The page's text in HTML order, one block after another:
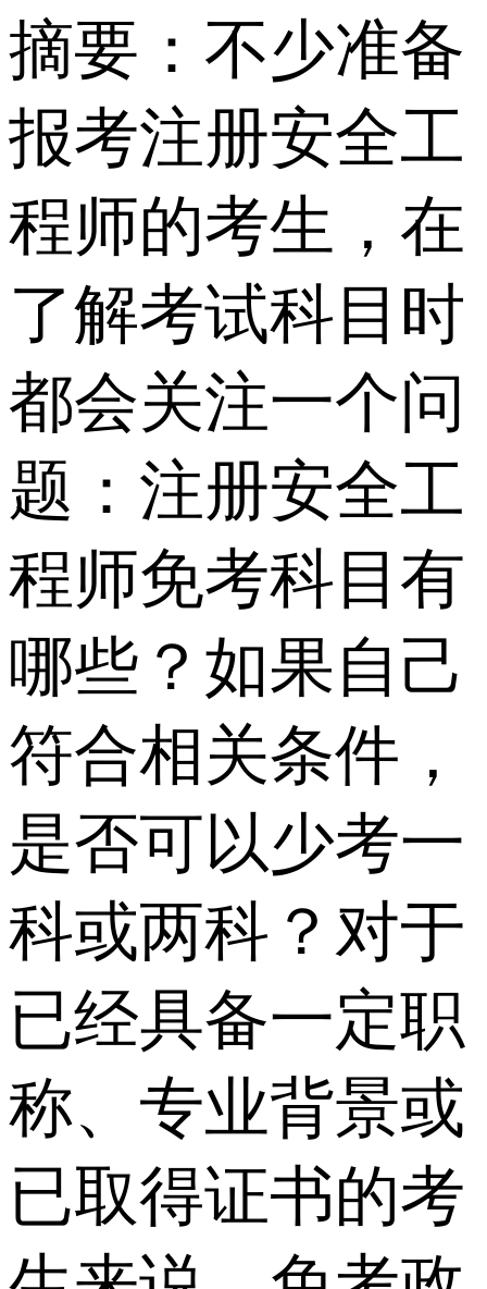
摘要：不少准备
报考注册安全工
程师的考生，在
了解考试科目时
都会关注一个问
题：注册安全工
程师免考科目有
哪些？如果自己
符合相关条件，
是否可以少考一
科或两科？对于
已经具备一定职
称、专业背景或
已取得证书的考